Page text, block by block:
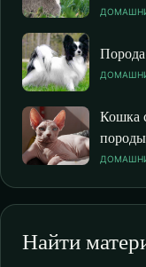
Кошка
породы
Найти